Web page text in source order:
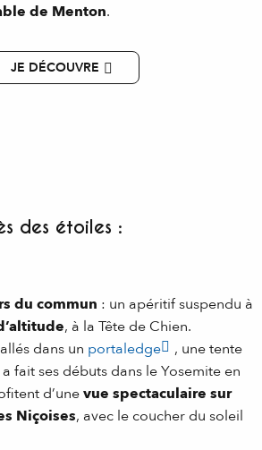
de Menton.
JE DÉCOUVRE
des étoiles :
du commun : un apéritif suspendu à
, à la Tête de Chien.
dans un portaledge
, une tente
fait ses débuts dans le Yosemite en
d’unevue spectaculaire sur
Niçoises, avec le coucher du soleil